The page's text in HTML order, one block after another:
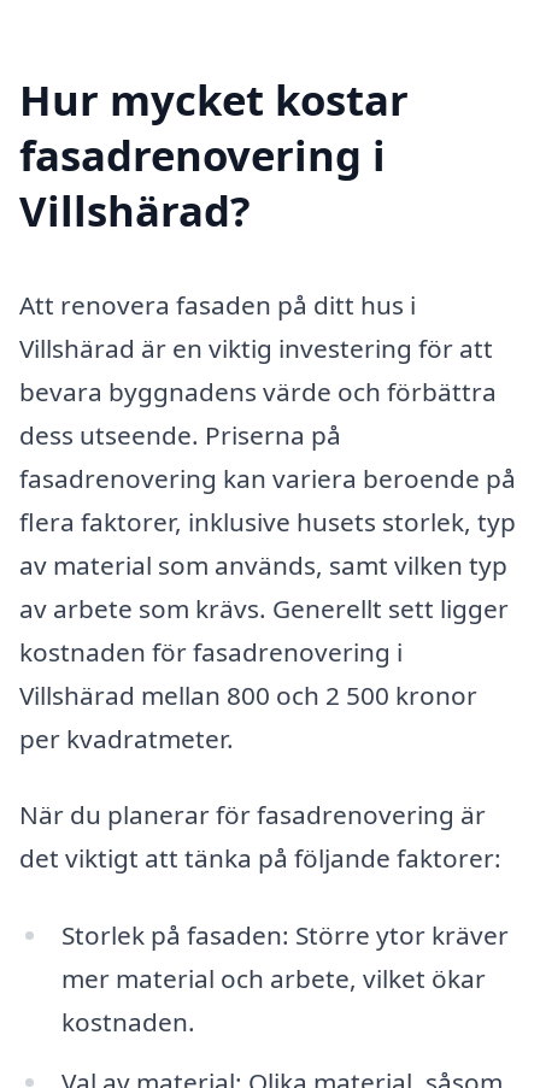
Hur mycket kostar
fasadrenovering i
Villshärad?
Att renovera fasaden på ditt hus i
Villshärad är en viktig investering för att
bevara byggnadens värde och förbättra
dess utseende. Priserna på
fasadrenovering kan variera beroende på
flera faktorer, inklusive husets storlek, typ
av material som används, samt vilken typ
av arbete som krävs. Generellt sett ligger
kostnaden för fasadrenovering i
Villshärad mellan 800 och 2 500 kronor
per kvadratmeter.
När du planerar för fasadrenovering är
det viktigt att tänka på följande faktorer:
Storlek på fasaden: Större ytor kräver
mer material och arbete, vilket ökar
kostnaden.